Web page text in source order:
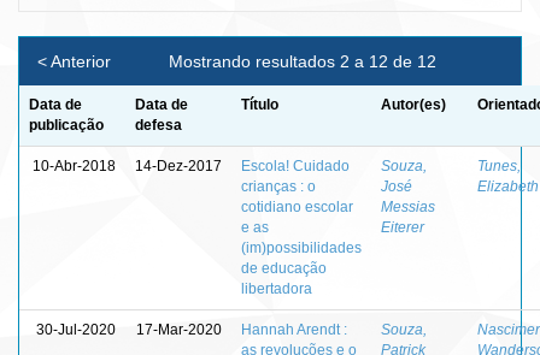
Mostrando resultados 2 a 12 de 12
< Anterior
Data de
publicação
Data de
defesa
Título Autor(es)
10-Abr-2018 14-Dez-2017
Escola! Cuidado
crianças : o
cotidiano escolar
e as
(im)possibilidades
de educação
libertadora
Souza,
José
Messias
Eiterer
Tunes,
Elizabeth
30-Jul-2020 17-Mar-2020
Hannah Arendt :
as revoluções e o
Souza,
Patrick